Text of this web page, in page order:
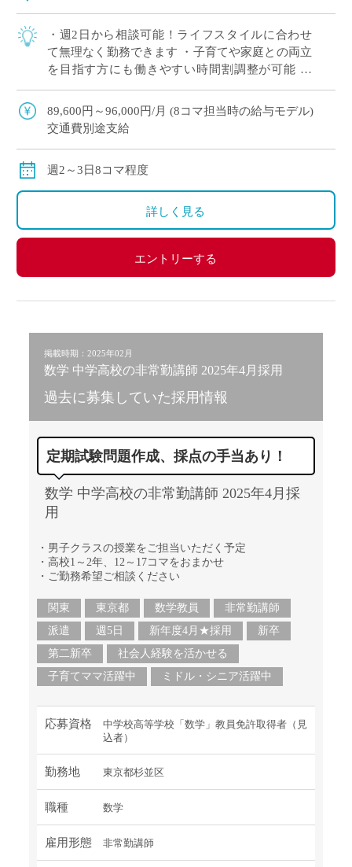
・週2日から相談可能！ライフスタイルに合わせ
て無理なく勤務できます ・子育てや家庭との両立
を目指す方にも働きやすい時間割調整が可能 ・
・中野エリアでアクセス良好。通勤負担を抑 […]
89,600円～96,000円/月 (8コマ担当時の給与モデル)
交通費別途支給
週2～3日8コマ程度
詳しく見る
エントリーする
掲載時期：2025年02月
数学 中学高校の非常勤講師 2025年4月採用
過去に募集していた採用情報
定期試験問題作成、採点の手当あり！
数学 中学高校の非常勤講師 2025年4月採
用
・男子クラスの授業をご担当いただく予定
・高校1～2年、12～17コマをおまかせ
・ご勤務希望ご相談ください
関東 東京都 数学教員
非常勤講師
派遣
週5日 新年度4月★採用
新卒
第二新卒
社会人経験を活かせる
子育てママ活躍中
ミドル・シニア活躍中
応募資格
中学校高等学校「数学」教員免許取得者（見
込者）
勤務地 東京都杉並区
職種 数学
雇用形態 非常勤講師